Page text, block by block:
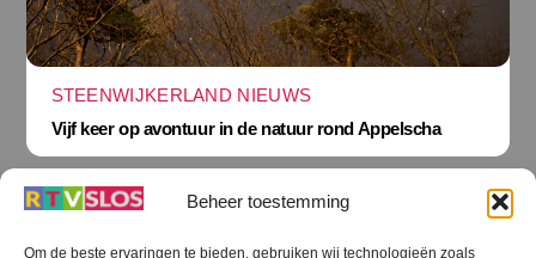
Beheer toestemming
Om de beste ervaringen te bieden, gebruiken wij technologieën zoals
STEENWIJKERLAND NIEUWS
Vijf keer op avontuur in de natuur rond Appelscha